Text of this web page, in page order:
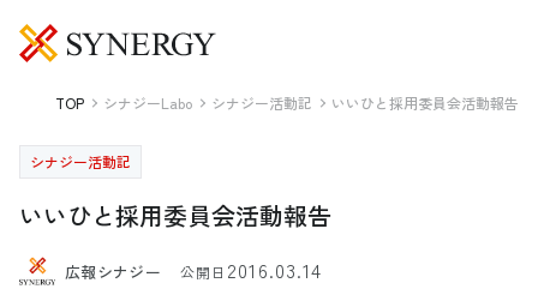
TOP シナジーLabo シナジー活動記 いいひと採用委員会活動報告
シナジー活動記
いいひと採用委員会活動報告
広報シナジー 公開日 2016.03.14